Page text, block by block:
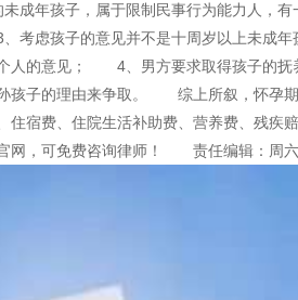
年孩子，属于限制民事行为能力人，有
虑孩子的意见并不是十周岁以上未成年
个人的意见； 4、男方要求取得孩子的抚
孙孩子的理由来争取。 综上所叙，怀孕
宿费、住院生活补助费、营养费、残疾
官网，可免费咨询律师！ 责任编辑：周六